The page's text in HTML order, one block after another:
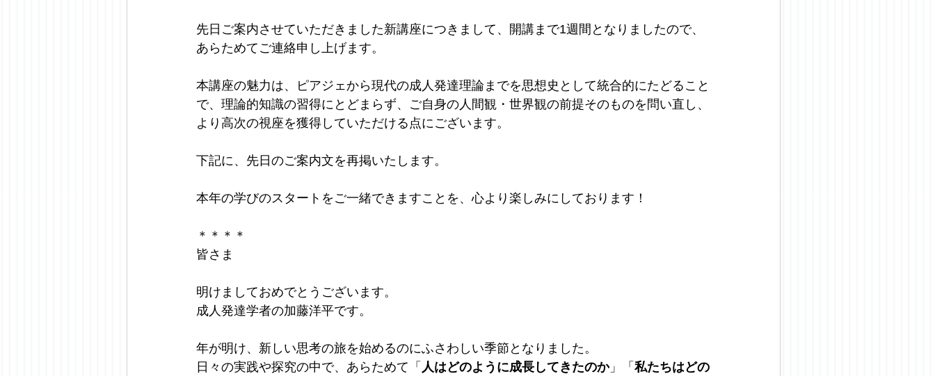
先日ご案内させていただきました新講座につきまして、開講まで1週間となりましたので、
あらためてご連絡申し上げます。
本講座の魅力は、ピアジェから現代の成人発達理論までを思想史として統合的にたどること
で、理論的知識の習得にとどまらず、ご自身の人間観・世界観の前提そのものを問い直し、
より高次の視座を獲得していただける点にございます。
下記に、先日のご案内文を再掲いたします。
本年の学びのスタートをご一緒できますことを、心より楽しみにしております！
＊＊＊＊
皆さま
明けましておめでとうございます。
成人発達学者の加藤洋平です。
年が明け、新しい思考の旅を始めるのにふさわしい季節となりました。
日々の実践や探究の中で、あらためて「 人はどのように成長してきたのか 」「 私たちはどの